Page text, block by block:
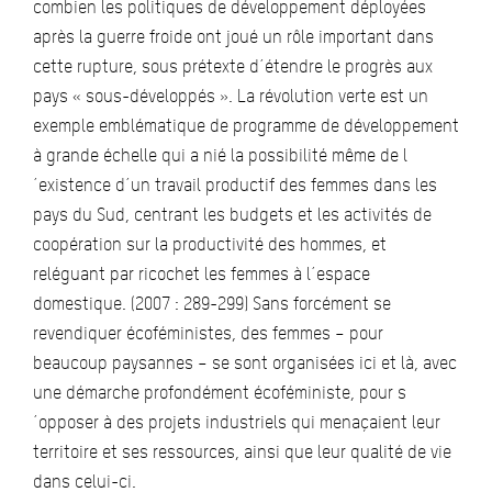
combien les politiques de développement déployées
après la guerre froide ont joué un rôle important dans
cette rupture, sous prétexte d´étendre le progrès aux
pays « sous-développés ». La révolution verte est un
exemple emblématique de programme de développement
à grande échelle qui a nié la possibilité même de l
´existence d´un travail productif des femmes dans les
pays du Sud, centrant les budgets et les activités de
coopération sur la productivité des hommes, et
reléguant par ricochet les femmes à l´espace
domestique. (2007 : 289-299) Sans forcément se
revendiquer écoféministes, des femmes – pour
beaucoup paysannes – se sont organisées ici et là, avec
une démarche profondément écoféministe, pour s
´opposer à des projets industriels qui menaçaient leur
territoire et ses ressources, ainsi que leur qualité de vie
dans celui-ci.